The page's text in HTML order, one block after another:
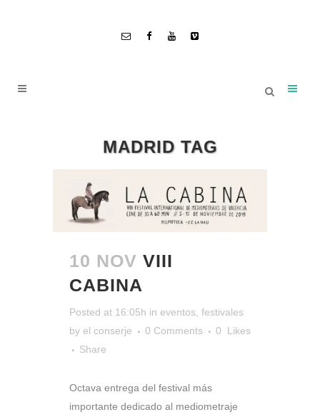
MADRID TAG
10 NOV VIII
CABINA
Posted at 16:05h in eventos festivales
by el conserje 0 Comments 0
Likes
Share
Octava entrega del festival más
importante dedicado al mediometraje